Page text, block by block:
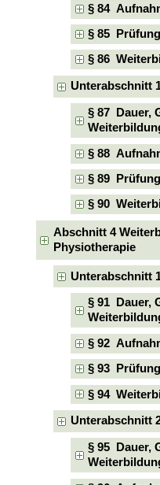
§ 84
§ 85 Prüfung
§ 86
Unterabschnitt
§ 87 Dauer,
§ 88
§ 89 Prüfung
§ 90
Abschnitt 4
Physiotherapie
Unterabschnitt
§ 91 Dauer,
§ 92
§ 93 Prüfung
§ 94
Unterabschnitt
§ 95 Dauer,